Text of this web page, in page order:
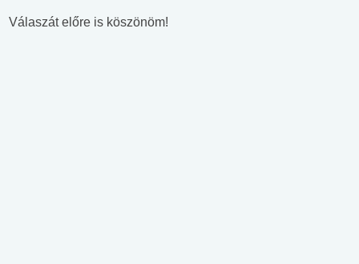
Válaszát előre is köszönöm!